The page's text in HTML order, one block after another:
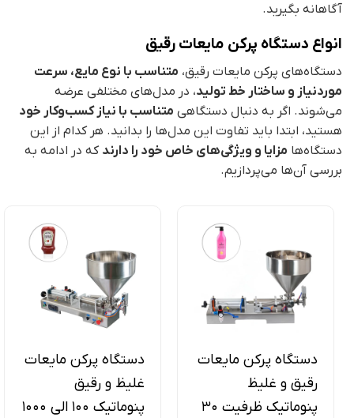
آگاهانه بگیرید.
انواع دستگاه پرکن مایعات رقیق
دستگاه‌های پرکن مایعات رقیق، متناسب با نوع مایع، سرعت
موردنیاز و ساختار خط تولید، در مدل‌های مختلفی عرضه
می‌شوند. اگر به دنبال دستگاهی متناسب با نیاز کسب‌وکار خود
هستید، ابتدا باید تفاوت این مدل‌ها را بدانید. هر کدام از این
دستگاه‌ها مزایا و ویژگی‌های خاص خود را دارند که در ادامه به
بررسی آن‌ها می‌پردازیم.
دستگاه پرکن مایعات
رقیق و غلیظ
پنوماتیک ظرفیت 30
دستگاه پرکن مایعات
غلیظ و رقیق
پنوماتیک 100 الی 1000